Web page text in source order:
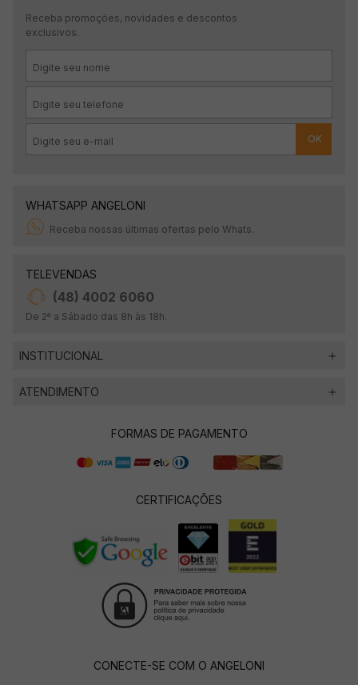
Receba promoções, novidades e descontos
exclusivos.
OK
WHATSAPP ANGELONI
Receba nossas últimas ofertas pelo Whats.
TELEVENDAS
(48) 4002 6060
De 2ª a Sábado das 8h às 18h.
INSTITUCIONAL
ATENDIMENTO
FORMAS DE PAGAMENTO
CERTIFICAÇÕES
CONECTE-SE COM O ANGELONI